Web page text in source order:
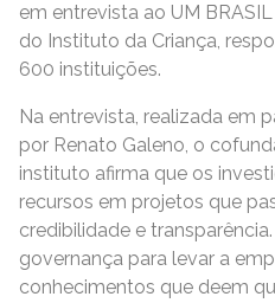
em entrevista ao UM
do Instituto da Criança,
600 instituições.
Na entrevista, realizada em
por Renato Galeno, o
instituto afirma que os
recursos em projetos que
credibilidade e
governança para levar a
conhecimentos que deem